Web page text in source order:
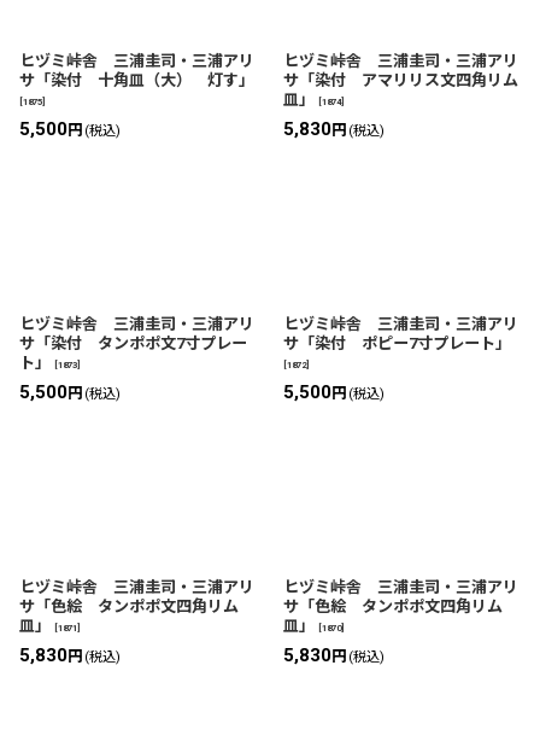
ヒヅミ峠舎 三浦圭司・三浦アリ
サ「染付 十角皿（大） 灯す」
1875
5,500円 (税込)
ヒヅミ峠舎 三浦圭司・三浦アリ
サ「染付 アマリリス文四角リム
皿」
1874]
5,830円 (税込)
ヒヅミ峠舎 三浦圭司・三浦アリ
サ「染付 タンポポ文7寸プレー
ト」
1873
5,500円 (税込)
ヒヅミ峠舎 三浦圭司・三浦アリ
サ「染付 ポピー7寸プレート」
1872]
5,500円 (税込)
ヒヅミ峠舎 三浦圭司・三浦アリ
サ「色絵 タンポポ文四角リム
皿」
1871
5,830円 (税込)
ヒヅミ峠舎 三浦圭司・三浦アリ
サ「色絵 タンポポ文四角リム
皿」
1870]
5,830円 (税込)